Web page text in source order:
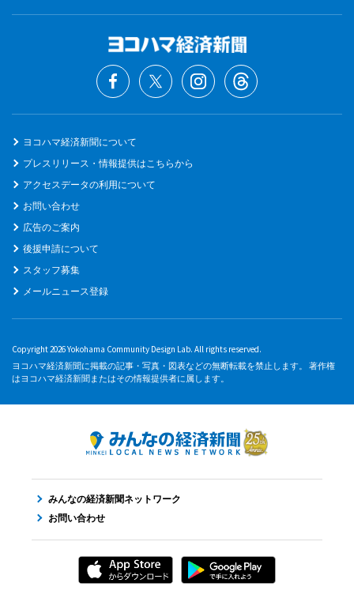
ヨコハマ経済新聞について
プレスリリース・情報提供はこちらから
アクセスデータの利用について
お問い合わせ
広告のご案内
後援申請について
スタッフ募集
メールニュース登録
Copyright 2026 Yokohama Community Design Lab. All rights reserved.
ヨコハマ経済新聞に掲載の記事・写真・図表などの無断転載を禁止します。 著作権
はヨコハマ経済新聞またはその情報提供者に属します。
みんなの経済新聞ネットワーク
お問い合わせ